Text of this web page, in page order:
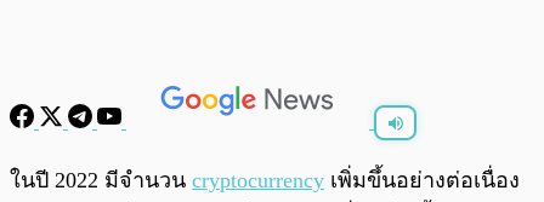
พร้อมเล่น 0:00 / 0:00
ในปี 2022 มีจำนวน cryptocurrency เพิ่มขึ้นอย่างต่อเนื่อง